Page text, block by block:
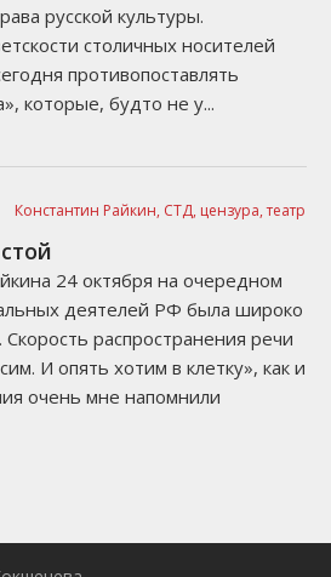
русской культуры.
столичных носителей
противопоставлять
которые, будто не у...
Константин Райкин, СТД, цензура, театр
24 октября на очередном
деятелей РФ была широко
распространения речи
И опять хотим в клетку», как и
очень мне напомнили